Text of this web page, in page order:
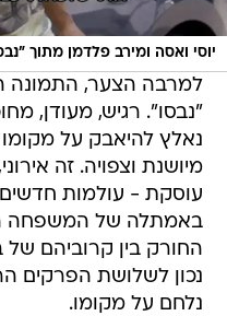
יוסי ואסה ומירב פלדמן מתוך
למרבה הצער, התמונה
"נבסו". רגיש, מעודן,
נאלץ להיאבק על
מיושנת וצפויה. זה
עוסקת - עולמות חדשים
באמתלה של המשפחה
החורק בין קרוביהם של
נכון לשלושת הפרקים
נלחם על מקומו.